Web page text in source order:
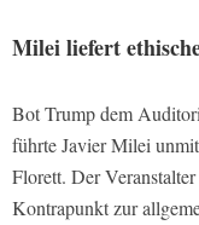
Milei liefert
Bot Trump dem
führte Javier Milei
Florett. Der
Kontrapunkt zur